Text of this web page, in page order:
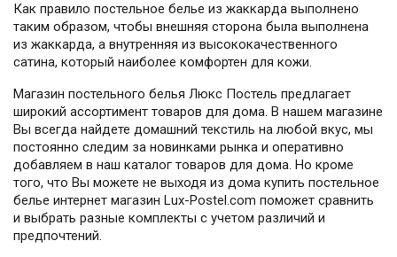
Как правило постельное белье из жаккарда выполнено
таким образом, чтобы внешняя сторона была выполнена
из жаккарда, а внутренняя из высококачественного
сатина, который наиболее комфортен для кожи.
Магазин постельного белья Люкс Постель предлагает
широкий ассортимент товаров для дома. В нашем магазине
Вы всегда найдете домашний текстиль на любой вкус, мы
постоянно следим за новинками рынка и оперативно
добавляем в наш каталог товаров для дома. Но кроме
того, что Вы можете не выходя из дома купить постельное
белье интернет магазин Lux-Postel.com поможет сравнить
и выбрать разные комплекты с учетом различий и
предпочтений.